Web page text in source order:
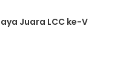
Juara LCC ke-V